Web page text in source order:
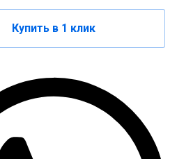
Купить в 1 клик